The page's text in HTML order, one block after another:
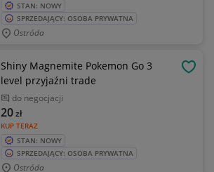
STAN: NOWY
SPRZEDAJĄCY: OSOBA PRYWATNA
Ostróda
Shiny Magnemite Pokemon Go 3
level przyjaźni trade
do negocjacji
KUP TERAZ
20zł
STAN: NOWY
SPRZEDAJĄCY: OSOBA PRYWATNA
Ostróda